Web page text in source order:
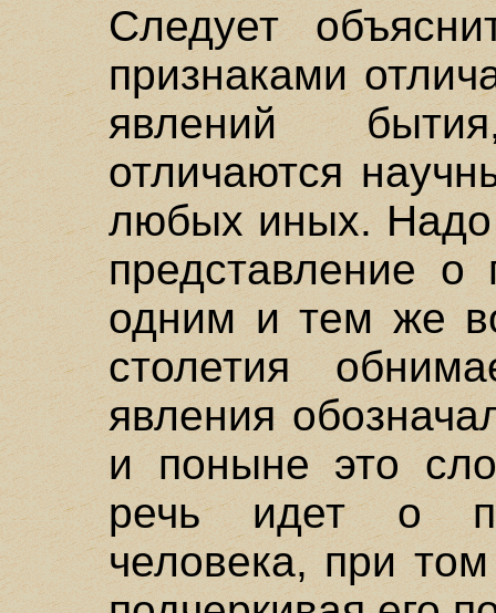
Следует
признаками
явлений
отличаются
любых иных. Надо
представление о
одним и тем же
столетия
явления
и поныне это
речь идет о
человека, при том